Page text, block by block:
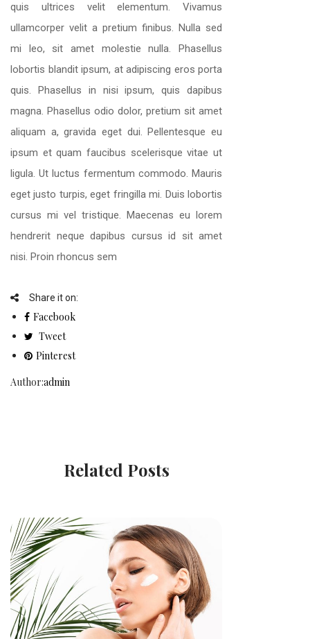
quis ultrices velit elementum. Vivamus
ullamcorper velit a pretium finibus. Nulla sed
mi leo, sit amet molestie nulla. Phasellus
lobortis blandit ipsum, at adipiscing eros porta
quis. Phasellus in nisi ipsum, quis dapibus
magna. Phasellus odio dolor, pretium sit amet
aliquam a, gravida eget dui. Pellentesque eu
ipsum et quam faucibus scelerisque vitae ut
ligula. Ut luctus fermentum commodo. Mauris
eget justo turpis, eget fringilla mi. Duis lobortis
cursus mi vel tristique. Maecenas eu lorem
hendrerit neque dapibus cursus id sit amet
nisi. Proin rhoncus sem
Share it on:
Facebook
Tweet
Pinterest
Author:admin
Related Posts